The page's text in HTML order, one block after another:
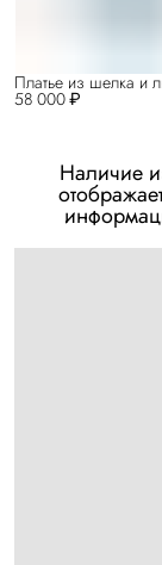
58 000 ₽
Платье из шелка и
Наличие